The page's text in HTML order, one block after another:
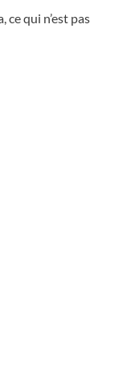
ce qui n’est pas